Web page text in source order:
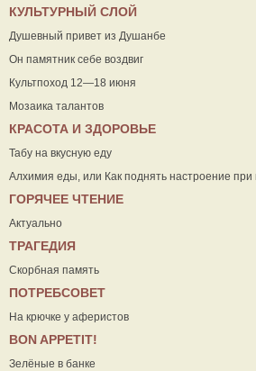
КУЛЬТУРНЫЙ СЛОЙ
Душевный привет из Душанбе
Он памятник себе воздвиг
Культпоход 12—18 июня
Мозаика талантов
КРАСОТА И ЗДОРОВЬЕ
Табу на вкусную еду
Алхимия еды, или Как поднять настроение
ГОРЯЧЕЕ ЧТЕНИЕ
Актуально
ТРАГЕДИЯ
Скорбная память
ПОТРЕБСОВЕТ
На крючке у аферистов
ВON APPETIT!
Зелёные в банке